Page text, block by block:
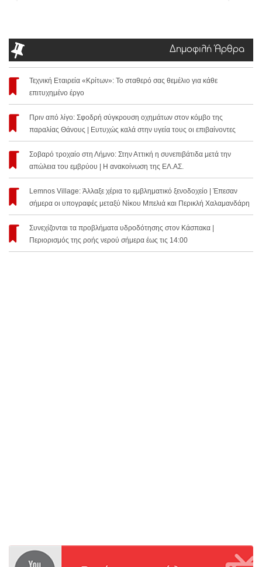
Δημοφιλή Άρθρα
Τεχνική Εταιρεία «Κρίτων»: Το σταθερό σας θεμέλιο για κάθε
επιτυχημένο έργο
Πριν από λίγο: Σφοδρή σύγκρουση οχημάτων στον κόμβο της
παραλίας Θάνους | Ευτυχώς καλά στην υγεία τους οι επιβαίνοντες
Σοβαρό τροχαίο στη Λήμνο: Στην Αττική η συνεπιβάτιδα μετά την
απώλεια του εμβρύου | Η ανακοίνωση της ΕΛ.ΑΣ.
Lemnos Village: Άλλαξε χέρια το εμβληματικό ξενοδοχείο | Έπεσαν
σήμερα οι υπογραφές μεταξύ Νίκου Μπελιά και Περικλή Χαλαμανδάρη
Συνεχίζονται τα προβλήματα υδροδότησης στον Κάσπακα |
Περιορισμός της ροής νερού σήμερα έως τις 14:00